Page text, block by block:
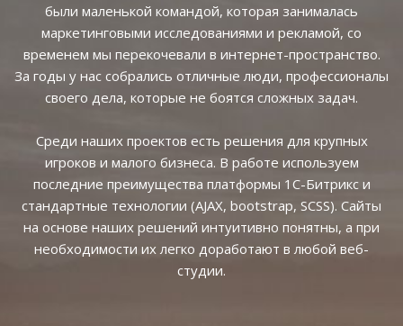
были маленькой командой, которая занималась
маркетинговыми исследованиями и рекламой, со
временем мы перекочевали в интернет-пространство.
За годы у нас собрались отличные люди, профессионалы
своего дела, которые не боятся сложных задач.
Среди наших проектов есть решения для крупных
игроков и малого бизнеса. В работе используем
последние преимущества платформы 1С-Битрикс и
стандартные технологии (AJAX, bootstrap, SCSS). Сайты
на основе наших решений интуитивно понятны, а при
необходимости их легко доработают в любой веб-
студии.